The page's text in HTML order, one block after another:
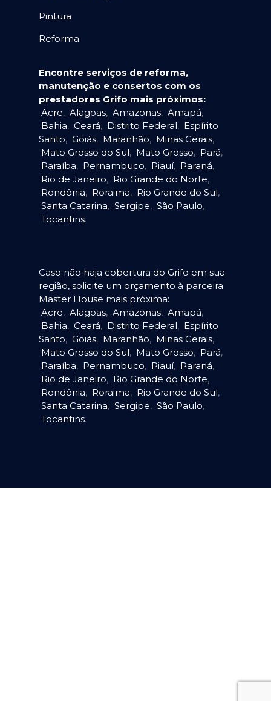
Pintura
Reforma
Encontre serviços de reforma,
manutenção e consertos com os
prestadores Grifo mais próximos:
Acre, Alagoas, Amazonas, Amapá,
Bahia, Ceará, Distrito Federal, Espírito
Santo, Goiás, Maranhão, Minas Gerais,
Mato Grosso do Sul, Mato Grosso, Pará,
Paraíba, Pernambuco, Piauí, Paraná,
Rio de Janeiro, Rio Grande do Norte,
Rondônia, Roraima, Rio Grande do Sul,
Santa Catarina, Sergipe, São Paulo,
Tocantins.
Caso não haja cobertura do Grifo em sua
região, solicite um orçamento à parceira
Master House mais próxima:
Acre, Alagoas, Amazonas, Amapá,
Bahia, Ceará, Distrito Federal, Espírito
Santo, Goiás, Maranhão, Minas Gerais,
Mato Grosso do Sul, Mato Grosso, Pará,
Paraíba, Pernambuco, Piauí, Paraná,
Rio de Janeiro, Rio Grande do Norte,
Rondônia, Roraima, Rio Grande do Sul,
Santa Catarina, Sergipe, São Paulo,
Tocantins.